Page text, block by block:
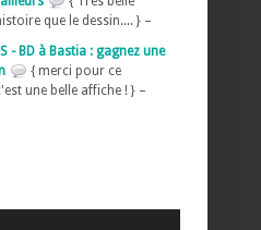
que le dessin.... } –
- BD à Bastia : gagnez une
{ merci pour ce
une belle affiche ! } –